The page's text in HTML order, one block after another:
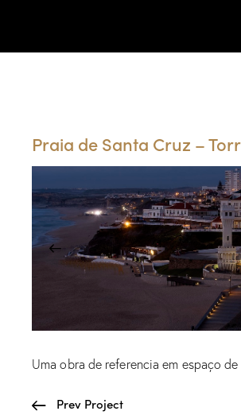
Praia de Santa Cruz –
Uma obra de referencia em espaço de
Prev Project